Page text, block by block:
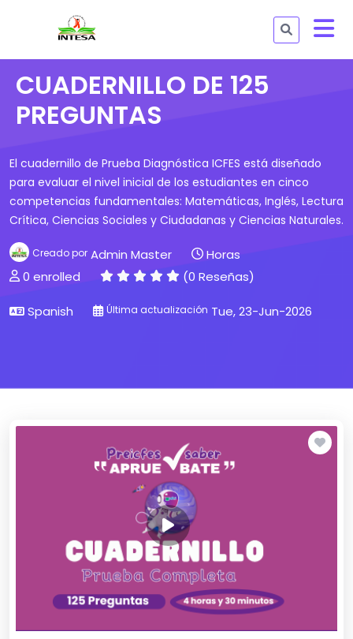
CUADERNILLO DE 125
PREGUNTAS
El cuadernillo de Prueba Diagnóstica ICFES está diseñado
para evaluar el nivel inicial de los estudiantes en cinco
competencias fundamentales: Matemáticas, Inglés, Lectura
Crítica, Ciencias Sociales y Ciudadanas y Ciencias Naturales.
Creado por Admin Master
Horas
0 enrolled
(0 Reseñas)
Spanish Última actualización Tue, 23-Jun-2026